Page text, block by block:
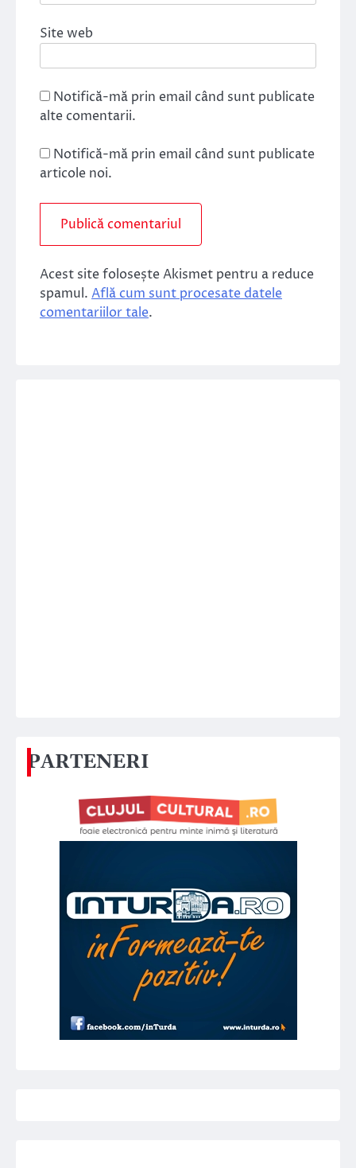
Site web
Notifică-mă prin email când sunt publicate
alte comentarii.
Notifică-mă prin email când sunt publicate
articole noi.
Acest site folosește Akismet pentru a reduce
spamul. Află cum sunt procesate datele
comentariilor tale.
PARTENERI